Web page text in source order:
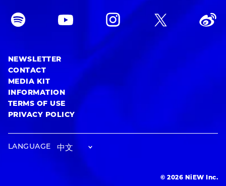
NEWSLETTER
CONTACT
MEDIA KIT
INFORMATION
TERMS OF USE
PRIVACY POLICY
LANGUAGE
© 2026 NiEW Inc.